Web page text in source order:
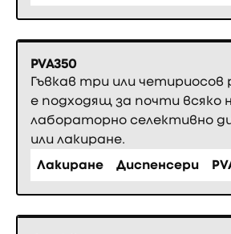
PVA350
Гъвкав три или
е подходящ за почти всяко
лабораторно селективно
или лакиране.
Лакиране
Диспенсери